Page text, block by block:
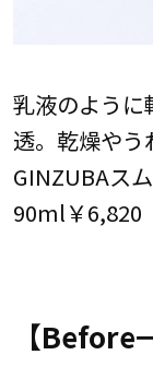
乳液のように
透。乾燥やう
GINZUBAス
90ml￥6,820
【